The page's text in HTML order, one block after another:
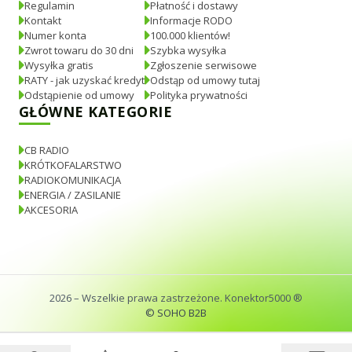
Regulamin
Kontakt
Numer konta
Zwrot towaru do 30 dni
Wysyłka gratis
RATY - jak uzyskać kredyt
Odstąpienie od umowy
Płatność i dostawy
Informacje RODO
100.000 klientów!
Szybka wysyłka
Zgłoszenie serwisowe
Odstąp od umowy tutaj
Polityka prywatności
GŁÓWNE KATEGORIE
CB RADIO
KRÓTKOFALARSTWO
RADIOKOMUNIKACJA
ENERGIA / ZASILANIE
AKCESORIA
2026– Wszelkie prawa zastrzeżone. Konektor5000 ®
© SOHO B2B